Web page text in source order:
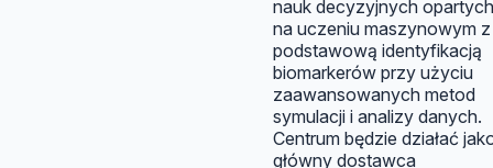
nauk decyzyjnych opartych
na uczeniu maszynowym z
podstawową identyfikacją
biomarkerów przy użyciu
zaawansowanych metod
symulacji i analizy danych.
Centrum będzie działać
główny dostawca